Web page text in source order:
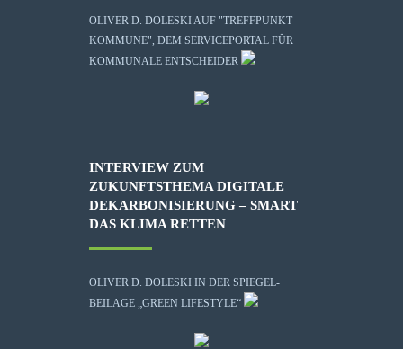
OLIVER D. DOLESKI AUF "TREFFPUNKT
KOMMUNE", DEM SERVICEPORTAL FÜR
KOMMUNALE ENTSCHEIDER
INTERVIEW ZUM
ZUKUNFTSTHEMA DIGITALE
DEKARBONISIERUNG – SMART
DAS KLIMA RETTEN
OLIVER D. DOLESKI IN DER SPIEGEL-
BEILAGE „GREEN LIFESTYLE“